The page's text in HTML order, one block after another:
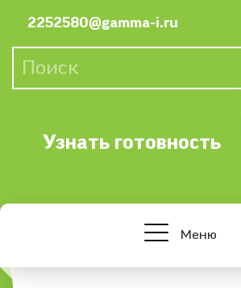
2252580@gamma-i.ru
Узнать готовность
Меню